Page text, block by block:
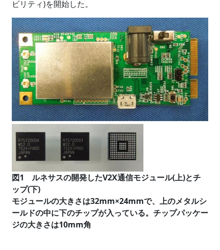
ビリティ)を開始した。
図1 ルネサスの開発したV2X通信モジュール(上)とチ
ップ(下)
モジュールの大きさは32mm×24mmで、上のメタルシ
ールドの中に下のチップが入っている。チップパッケー
ジの大きさは10mm角